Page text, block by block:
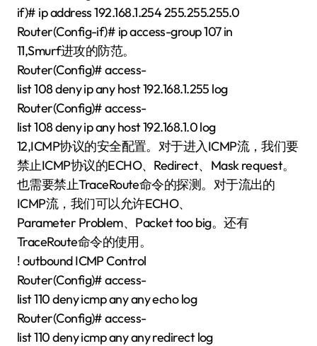
if)# ip address 192.168.1.254 255.255.255.0
Router(Config-if)# ip access-group 107 in
11,Smurf进攻的防范。
Router(Config)# access-
list 108 deny ip any host 192.168.1.255 log
Router(Config)# access-
list 108 deny ip any host 192.168.1.0 log
12,ICMP协议的安全配置。对于进入ICMP流，我们要
禁止ICMP协议的ECHO、Redirect、Mask request。
也需要禁止TraceRoute命令的探测。对于流出的
ICMP流，我们可以允许ECHO、
Parameter Problem、Packet too big。还有
TraceRoute命令的使用。
! outbound ICMP Control
Router(Config)# access-
list 110 deny icmp any any echo log
Router(Config)# access-
list 110 deny icmp any any redirect log